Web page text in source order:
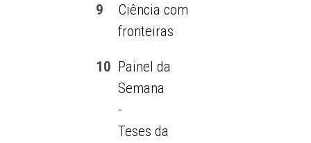
9
Ciência com
fronteiras
10 Painel da
Semana
-
Teses da